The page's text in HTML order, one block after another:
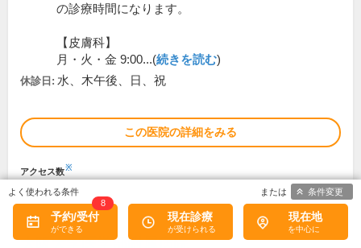
の診療時間になります。
【皮膚科】
月・火・金 9:00...(続きを読む)
休診日: 水、木午後、日、祝
この医院の詳細をみる
アクセス数※
大阪大学医学部附属病院
予約/受付
8
現在診療 現在地
条件変更